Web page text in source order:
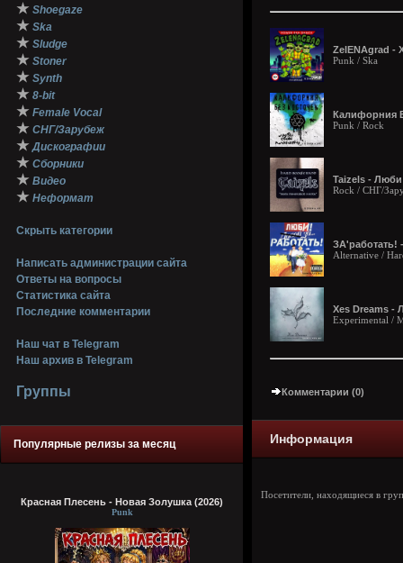
★ Shoegaze
★ Ska
★ Sludge
★ Stoner
★ Synth
★ 8-bit
★ Female Vocal
★ СНГ/Зарубеж
★ Дискографии
★ Сборники
★ Видео
★ Неформат
Скрыть категории
Написать администрации сайта
Ответы на вопросы
Статистика сайта
Последние комментарии
Наш чат в Telegram
Наш архив в Telegram
Группы
Популярные релизы за месяц
Красная Плесень - Новая Золушка (2026)
Punk
ZelENAgrad -
Punk / Ska
Калифорния
Punk / Rock
Taizels - Люби
Rock / СНГ/
ЗА'работать!
Alternative /
Xes Dreams -
Experimental /
Комментарии (0)
Информация
Посетители, находящиеся в